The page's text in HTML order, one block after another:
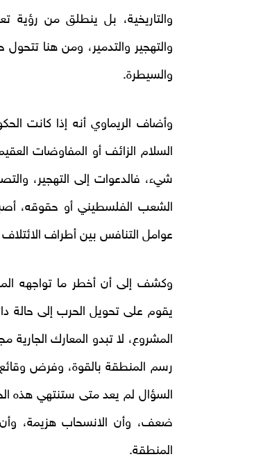
والتاريخية، بل ينطلق من رؤية
والتهجير والتدمير، ومن هنا
والسيطرة.
وأضاف الريماوي أنه إذا كانت
السلام الزائف أو المفاوضات
شيء، فالدعوات إلى التهجير،
الشعب الفلسطيني أو حقوقه،
عوامل التنافس بين أطراف الائتلاف
وكشف إلى أن أخطر ما تواجهه
يقوم على تحويل الحرب إلى حالة
المشروع، لا تبدو المعارك
رسم المنطقة بالقوة، وفرض
السؤال لم يعد متى ستنتهي هذه
ضعف، وأن الانسحاب هزيمة،
المنطقة.